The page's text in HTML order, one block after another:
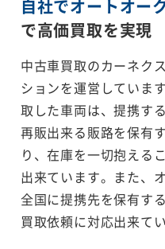
自社でオートオー
で高価買取を実現
中古車買取のカーネク
ションを運営していま
取した車両は、提携す
再販出来る販路を保有
り、在庫を一切抱える
出来ています。また、
全国に提携先を保有す
買取依頼に対応出来てい